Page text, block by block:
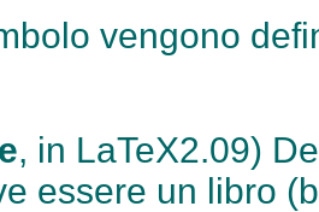
vengono
, in LaTeX2.09)
essere un libro